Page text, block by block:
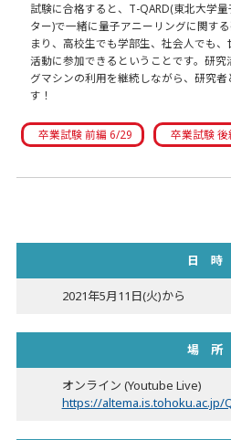
試験に合格すると、T-QARD(東北大学
ター)で一緒に量子アニーリングに関す
まり、高校生でも学部生、社会人でも
活動に参加できるということです。研
グマシンの利用を継続しながら、研究
す！
卒業試験 前編 6/29 卒業試験
日 時
2021年5月11日(火)から
場 所
オンライン (Youtube Live)
https://altema.is.tohoku.ac.jp/